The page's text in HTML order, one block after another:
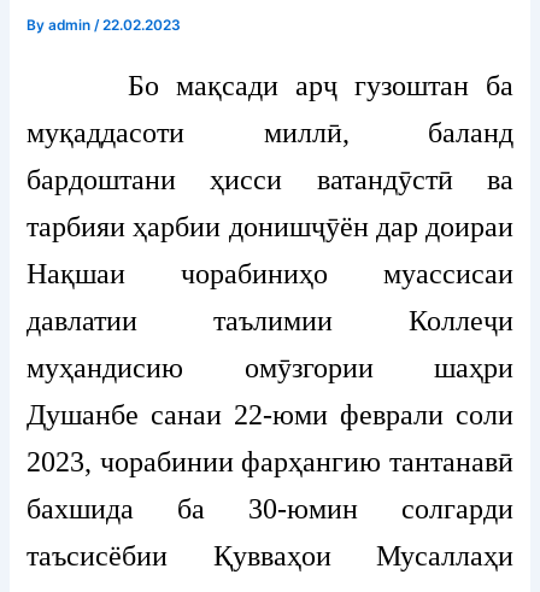
Byadmin/22.02.2023
Бо мақсади арҷ гузоштан ба
муқаддасоти миллӣ, баланд
бардоштани ҳисси ватандӯстӣ ва
тарбияи ҳарбии донишҷӯён дар доираи
Нақшаи чорабиниҳо муассисаи
давлатии таълимии Коллеҷи
муҳандисию омӯзгории шаҳри
Душанбе санаи 22-юми феврали соли
2023, чорабинии фарҳангию тантанавӣ
бахшида ба 30-юмин солгарди
таъсисёбии Қувваҳои Мусаллаҳи